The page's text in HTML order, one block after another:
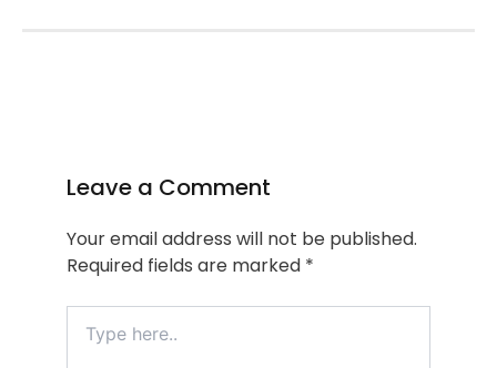
Leave a Comment
Your email address will not be published.
Required fields are marked *
here..